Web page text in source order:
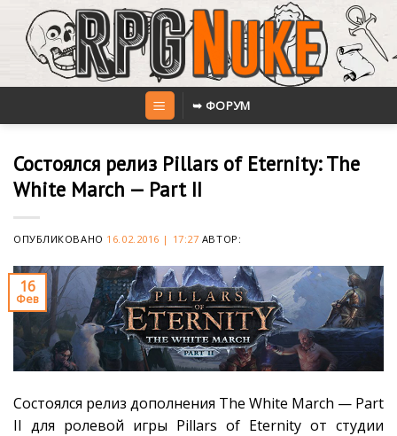
content
➥ ФОРУМ
Состоялся релиз Pillars of Eternity: The
White March — Part II
ОПУБЛИКОВАНО 16.02.2016 | 17:27 АВТОР:
16
Фев
Состоялся релиз дополнения The White March — Part
II для ролевой игры Pillars of Eternity от студии